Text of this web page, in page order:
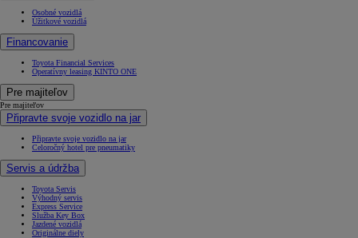
Osobné vozidlá
Úžitkové vozidlá
Financovanie
Toyota Financial Services
Operatívny leasing KINTO ONE
Pre majiteľov
Pre majiteľov
Připravte svoje vozidlo na jar
Připravte svoje vozidlo na jar
Celoročný hotel pre pneumatiky
Servis a údržba
Toyota Servis
Výhodný servis
Express Service
Služba Key Box
Jazdené vozidlá
Originálne diely